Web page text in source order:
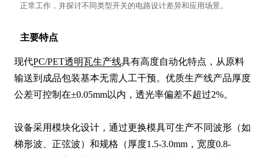
正常工作，并探讨不同类型开关的电路设计差异和应用场景。
主要特点
现代PC/PET透明瓦生产线具有高度自动化特点，从原料
输送到成品包装基本无需人工干预。优质生产线产品厚度
公差可控制在±0.05mm以内，透光率偏差不超过2%。
设备采用模块化设计，通过更换模具可生产不同波形（如
梯形波、正弦波）和规格（厚度1.5-3.0mm，宽度0.8-